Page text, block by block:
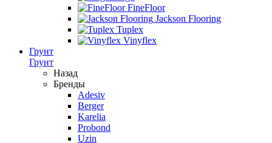
FineFloor
Jackson Flooring
Tuplex
Vinyflex
Грунт
Грунт
Назад
Бренды
Adesiv
Berger
Karelia
Probond
Uzin